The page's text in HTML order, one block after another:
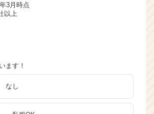
3月時点
以上
ます！
なし